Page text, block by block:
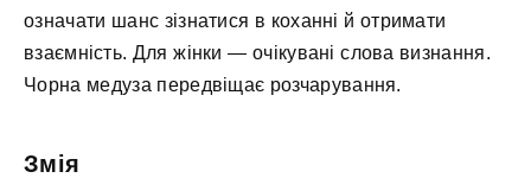
означати шанс зізнатися в коханні й отримати
взаємність. Для жінки — очікувані слова визнання.
Чорна медуза передвіщає розчарування.
Змія